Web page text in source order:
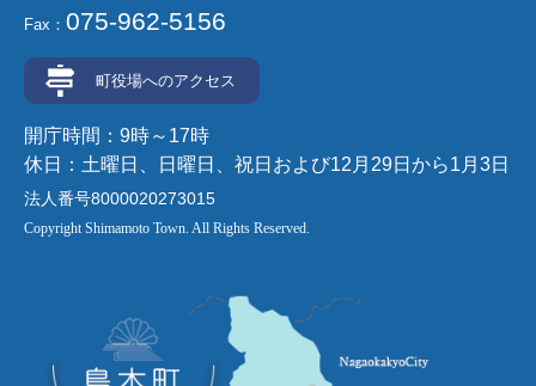
Fax： 075-962-5156
町役場へのアクセス
開庁時間：9時～17時
休日：土曜日、日曜日、祝日および12月29日から1月3日
法人番号8000020273015
Copyright Shimamoto Town. All Rights Reserved.